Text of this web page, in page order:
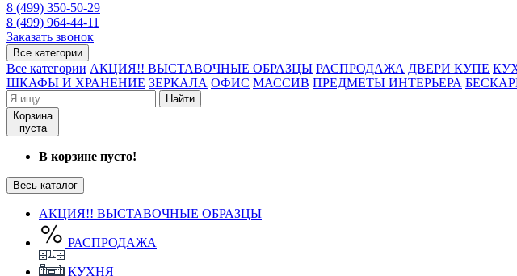
8 (499) 350-50-29
8 (499) 964-44-11
Заказать звонок
Все категории
Все категории АКЦИЯ!! ВЫСТАВОЧНЫЕ ОБРАЗЦЫ РАСПРОДАЖА ДВЕРИ КУПЕ
ШКАФЫ И ХРАНЕНИЕ ЗЕРКАЛА ОФИС МАССИВ ПРЕДМЕТЫ ИНТЕРЬЕРА
Найти
Корзина
пуста
В корзине пусто!
Весь каталог
АКЦИЯ!! ВЫСТАВОЧНЫЕ ОБРАЗЦЫ
РАСПРОДАЖА
КУХНЯ